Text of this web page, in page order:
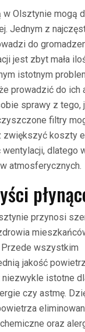
Olsztynie mogą
Jednym z
do
jest zbyt mała
istotnym
prowadzić do
sprawy z tego,
filtry
koszty
wentylacji,
atmosferycznych.
przynosi
Przede wszystkim
jakość
istotne
czy astmę.
oraz